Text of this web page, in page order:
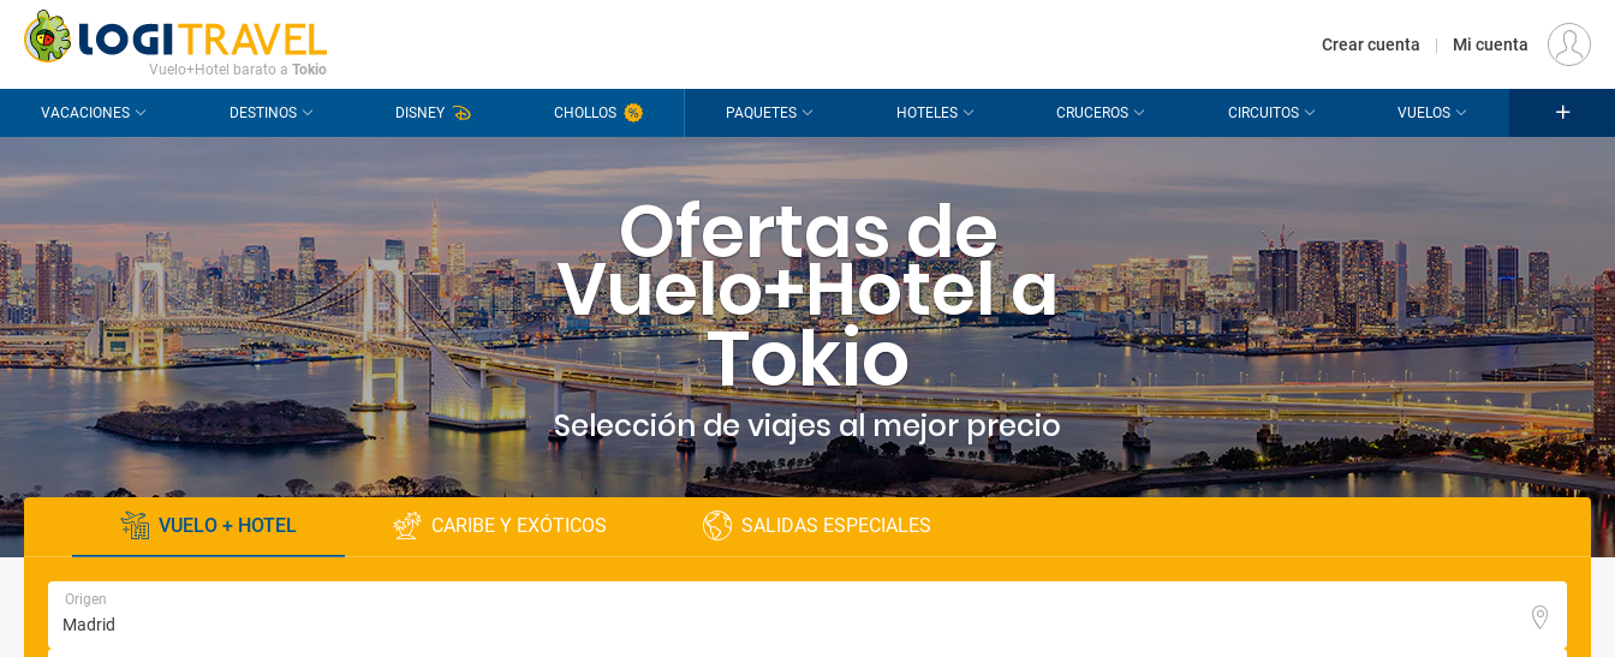
CONTACTO PREGUNTAS FRECUENTES EUR
Vuelo+Hotel barato a Tokio
Crear cuenta | Mi cuenta
VACACIONES DESTINOS DISNEY CHOLLOS PAQUETES HOTELES CRUCEROS CIRCUITOS VUELOS
Ofertas de
Vuelo+Hotel a
Tokio
Selección de viajes al mejor precio
VUELO + HOTEL CARIBE Y EXÓTICOS SALIDAS ESPECIALES
Origen